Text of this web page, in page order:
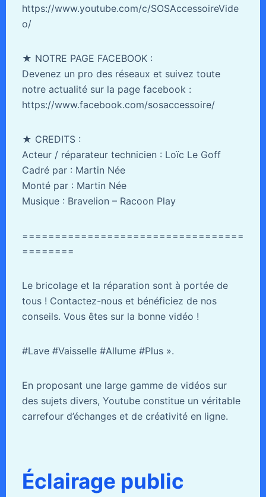
https://www.youtube.com/c/SOSAccessoireVide
o/
★ NOTRE PAGE FACEBOOK :
Devenez un pro des réseaux et suivez toute
notre actualité sur la page facebook :
https://www.facebook.com/sosaccessoire/
★ CREDITS :
Acteur / réparateur technicien : Loïc Le Goff
Cadré par : Martin Née
Monté par : Martin Née
Musique : Bravelion – Racoon Play
==================================
========
Le bricolage et la réparation sont à portée de
tous ! Contactez-nous et bénéficiez de nos
conseils. Vous êtes sur la bonne vidéo !
#Lave #Vaisselle #Allume #Plus ».
En proposant une large gamme de vidéos sur
des sujets divers, Youtube constitue un véritable
carrefour d’échanges et de créativité en ligne.
Éclairage public